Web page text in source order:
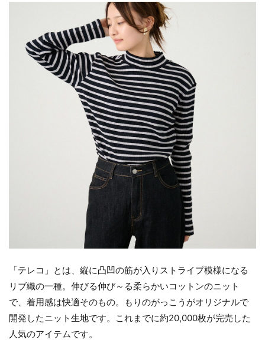
「テレコ」とは、縦に凸凹の筋が入りストライプ模様になる
リブ織の一種。伸びる伸び～る柔らかいコットンのニット
で、着用感は快適そのもの。もりのがっこうがオリジナルで
開発したニット生地です。これまでに約20,000枚が完売した
人気のアイテムです。